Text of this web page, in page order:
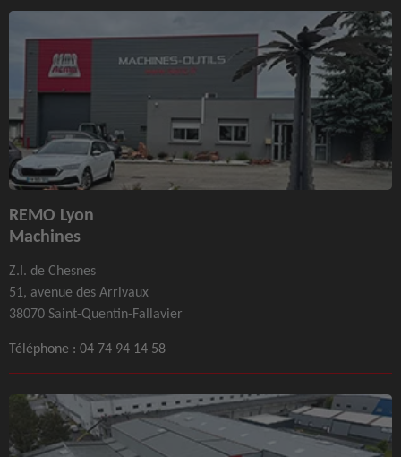
REMO Lyon
Machines
Z.I. de Chesnes
51, avenue des Arrivaux
38070 Saint-Quentin-Fallavier
Téléphone : 04 74 94 14 58